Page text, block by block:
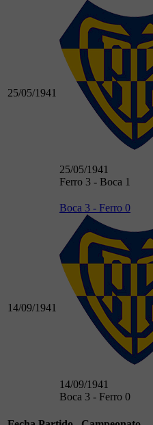
25/05/1941
25/05/1941
Ferro 3 - Boca 1
14/09/1941
Boca 3 - Ferro 0
14/09/1941
Boca 3 - Ferro 0